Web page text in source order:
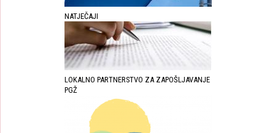
NATJEČAJI
LOKALNO PARTNERSTVO ZA ZAPOŠLJAVANJE
PGŽ